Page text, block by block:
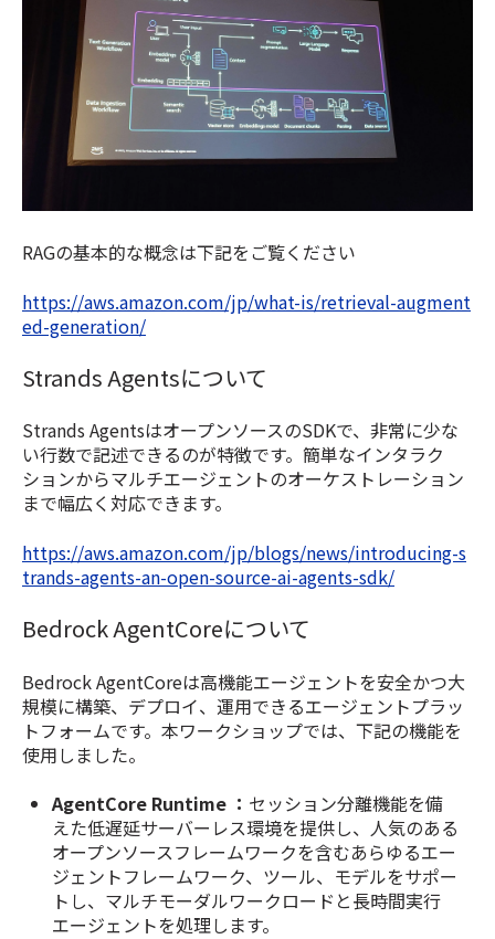
RAGの基本的な概念は下記をご覧ください
https://aws.amazon.com/jp/what-is/retrieval-augment
ed-generation/
Strands Agentsについて
Strands AgentsはオープンソースのSDKで、非常に少な
い行数で記述できるのが特徴です。簡単なインタラク
ションからマルチエージェントのオーケストレーション
まで幅広く対応できます。
https://aws.amazon.com/jp/blogs/news/introducing-s
trands-agents-an-open-source-ai-agents-sdk/
Bedrock AgentCoreについて
Bedrock AgentCoreは高機能エージェントを安全かつ大
規模に構築、デプロイ、運用できるエージェントプラッ
トフォームです。 本ワークショップでは、下記の機能を
使用しました。
AgentCore Runtime ： セッション分離機能を備
えた低遅延サーバーレス環境を提供し、人気のある
オープンソースフレームワークを含むあらゆるエー
ジェントフレームワーク、ツール、モデルをサポー
トし、マルチモーダルワークロードと長時間実行
エージェントを処理します。